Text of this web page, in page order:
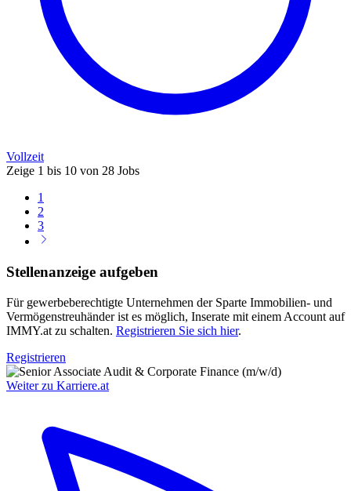
Vollzeit
Zeige 1 bis 10 von 28 Jobs
1
2
3
Stellenanzeige aufgeben
Für gewerbeberechtigte Unternehmen der Sparte Immobilien- und
Vermögenstreuhänder ist es möglich, Inserate mit einem Account auf
IMMY.at zu schalten. Registrieren Sie sich hier.
Registrieren
Weiter zu Karriere.at